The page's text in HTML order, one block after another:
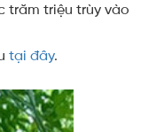
trăm triệu trùy vào
tại đây.